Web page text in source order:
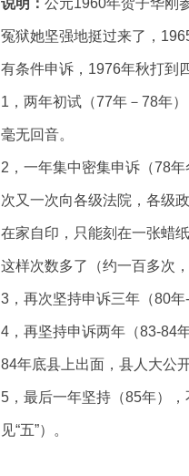
说明： 公元1960年贺子华刚
冤狱她坚强地挺过来了，
有条件申诉，1976年秋打到
1，两年初试（77年－78年
毫无回音。
2，一年集中密集申诉（78
次又一次向各级法院，各级
在家自印，只能刻在一张蜡
这样次数多了（约一百多次
3，再次坚持申诉三年（80年
4，再坚持申诉两年（83-84
84年底县上出面，县人大公
5，最后一年坚持（85年）
见“五”）。